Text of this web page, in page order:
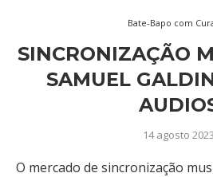
Bate-Bapo com
SINCRONIZAÇÃO
SAMUEL
14 agosto 2023
O mercado de sincronização